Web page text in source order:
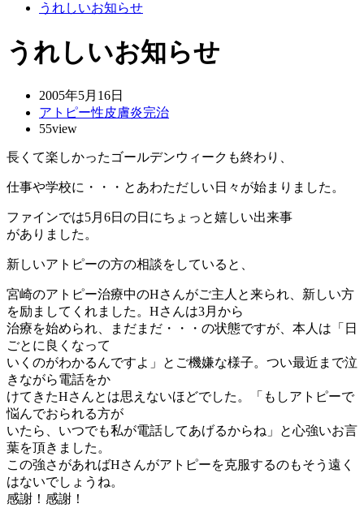
うれしいお知らせ
うれしいお知らせ
2005年5月16日
アトピー性皮膚炎完治
55view
長くて楽しかったゴールデンウィークも終わり、
仕事や学校に・・・とあわただしい日々が始まりました。
ファインでは5月6日の日にちょっと嬉しい出来事
がありました。
新しいアトピーの方の相談をしていると、
宮崎のアトピー治療中のHさんがご主人と来られ、新しい方
を励ましてくれました。Hさんは3月から
治療を始められ、まだまだ・・・の状態ですが、本人は「日
ごとに良くなって
いくのがわかるんですよ」とご機嫌な様子。つい最近まで泣
きながら電話をか
けてきたHさんとは思えないほどでした。「もしアトピーで
悩んでおられる方が
いたら、いつでも私が電話してあげるからね」と心強いお言
葉を頂きました。
この強さがあればHさんがアトピーを克服するのもそう遠く
はないでしょうね。
感謝！感謝！